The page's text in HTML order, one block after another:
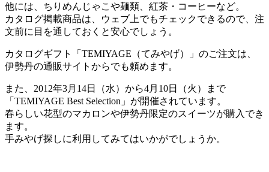
他には、ちりめんじゃこや麺類、紅茶・コーヒーなど。
カタログ掲載商品は、ウェブ上でもチェックできるので、注
文前に目を通しておくと安心でしょう。
カタログギフト「TEMIYAGE（てみやげ）」のご注文は、
伊勢丹の通販サイトからでも頼めます。
また、2012年3月14日（水）から4月10日（火）まで
「TEMIYAGE Best Selection」が開催されています。
春らしい花型のマカロンや伊勢丹限定のスイーツが購入でき
ます。
手みやげ探しに利用してみてはいかがでしょうか。